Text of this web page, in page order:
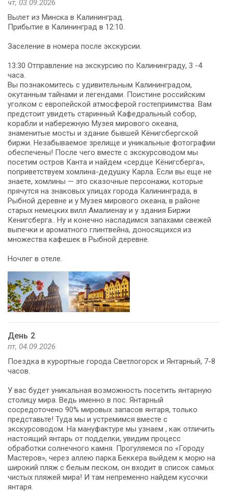
чт, 03.09.2026
Вылет из Минска в Калининград.
Прибытие в Калининград в 12:10.
Заселение в номера после экскурсии.
13:30 Отправление на экскурсию по Калининграду, 3 -4
часа.
Вы познакомитесь с удивительным Калининградом,
окутанным тайнами и легендами. Поистине российским
уголком с европейской атмосферой гостеприимства. Вам
предстоит увидеть старинный Кафедральный собор,
корабли и набережную Музея мирового океана,
знаменитые мосты и здание бывшей Кёнигсбергской
биржи. Незабываемое зрелище и уникальные фотографии
обеспечены! После чего вместе с экскурсоводом мы
посетим остров Канта и найдем «сердце Кёнигсберга»,
поприветствуем хомлина-дедушку Карла. Если вы еще не
знаете, хомлины — это сказочные персонажи, которые
прячутся на знаковых улицах города Калининграда, в
Рыбной деревне и у Музея мирового океана, в районе
старых немецких вилл Амалиенау и у здания Биржи
Кенигсберга.. Ну и конечно насладимся запахами свежей
выпечки и ароматного глинтвейна, доносящихся из
множества кафешек в Рыбной деревне.
Ночлег в отеле.
День 2
пт, 04.09.2026
Поездка в курортные города Светлогорск и Янтарный, 7-8
часов.
У вас будет уникальная возможность посетить янтарную
столицу мира. Ведь именно в пос. Янтарный
сосредоточено 90% мировых запасов янтаря, только
представьте! Туда мы и устремимся вместе с
экскурсоводом. На мануфактуре мы узнаем , как отличить
настоящий янтарь от подделки, увидим процесс
обработки солнечного камня. Прогуляемся по «Городу
Мастеров», через аллею парка Беккера выйдем к морю на
широкий пляж с белым песком, он входит в список самых
чистых пляжей мира! И там непременно найдем кусочки
янтаря.